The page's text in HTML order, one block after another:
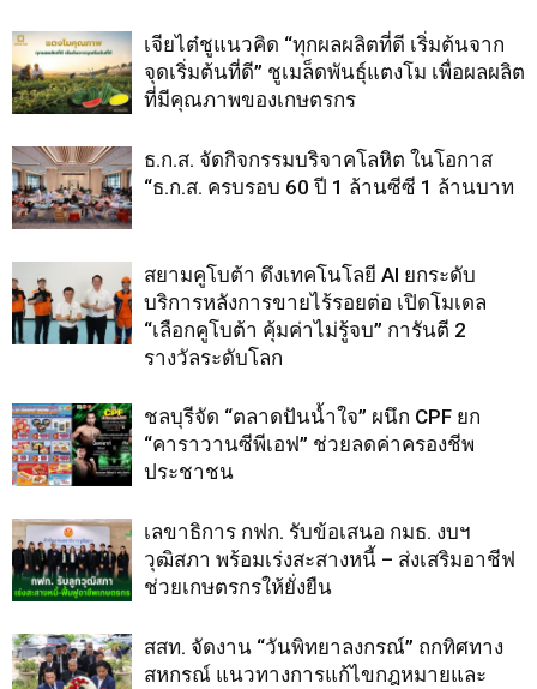
เจียไต๋ชูแนวคิด “ทุกผลผลิตที่ดี เริ่มต้นจาก
จุดเริ่มต้นที่ดี” ชูเมล็ดพันธุ์แตงโม เพื่อผลผลิต
ที่มีคุณภาพของเกษตรกร
ธ.ก.ส. จัดกิจกรรมบริจาคโลหิต ในโอกาส
“ธ.ก.ส. ครบรอบ 60 ปี 1 ล้านซีซี 1 ล้านบาท
สยามคูโบต้า ดึงเทคโนโลยี AI ยกระดับ
บริการหลังการขายไร้รอยต่อ เปิดโมเดล
“เลือกคูโบต้า คุ้มค่าไม่รู้จบ” การันตี 2
รางวัลระดับโลก
ชลบุรีจัด “ตลาดปันน้ำใจ” ผนึก CPF ยก
“คาราวานซีพีเอฟ” ช่วยลดค่าครองชีพ
ประชาชน
เลขาธิการ กฟก. รับข้อเสนอ กมธ. งบฯ
วุฒิสภา พร้อมเร่งสะสางหนี้ – ส่งเสริมอาชีฟ
ช่วยเกษตรกรให้ยั่งยืน
สสท. จัดงาน “วันพิทยาลงกรณ์” ถกทิศทาง
สหกรณ์ แนวทางการแก้ไขกฎหมายและ